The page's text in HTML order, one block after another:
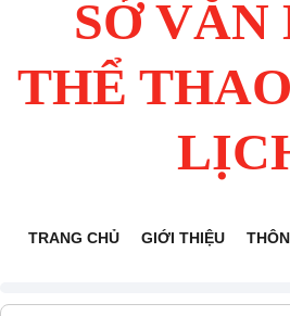
SỞ VĂN
THỂ
TRANG CHỦ GIỚI THIỆU